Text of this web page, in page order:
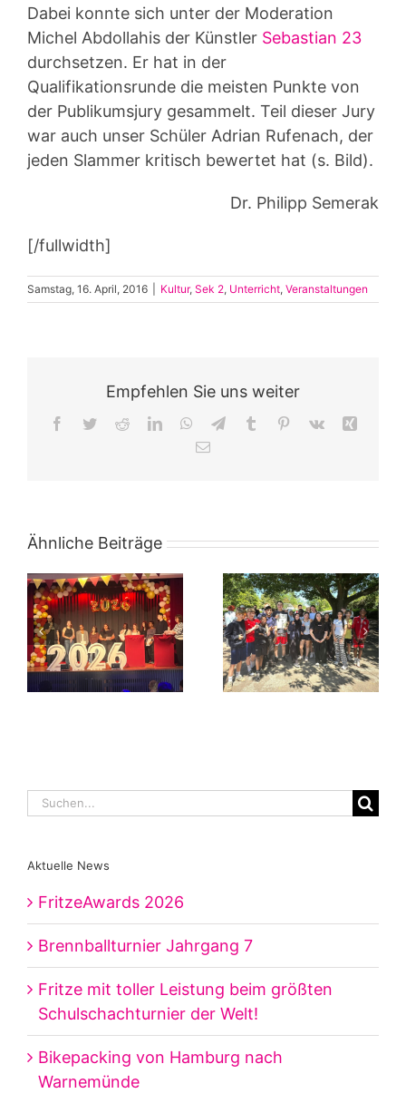
Dabei konnte sich unter der Moderation
Michel Abdollahis der Künstler Sebastian 23
durchsetzen. Er hat in der
Qualifikationsrunde die meisten Punkte von
der Publikumsjury gesammelt. Teil dieser Jury
war auch unser Schüler Adrian Rufenach, der
jeden Slammer kritisch bewertet hat (s. Bild).
Dr. Philipp Semerak
[/fullwidth]
Samstag, 16. April, 2016 Kultur, Sek 2, Unterricht, Veranstaltungen
Empfehlen Sie uns weiter
Facebook
TwitterRedditLinkedInWhatsApp
TelegramTumblr Pinterest
Vk
E-
Ähnliche Beiträge
Suche
Aktuelle News
FritzeAwards 2026
Brennballturnier Jahrgang 7
Fritze mit toller Leistung beim größten
Schulschachturnier der Welt!
Bikepacking von Hamburg nach
Warnemünde